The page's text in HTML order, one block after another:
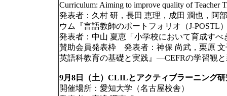
Curriculum: Aiming to improve quality of Teacher
発表者：久村 研，長田 恵理，成田 潤也，阿
ウム『言語教師のポートフォリオ（J-
発表者：中山 夏恵「小学校において育成す
賛助会員発表枠 発表者：神保 尚武，栗原 文
英語科教育の基礎と実践』―CEFRの学習観
9月8日（土）CLILとアクティブラーニング
開催場所：愛知大学（名古屋校舎）